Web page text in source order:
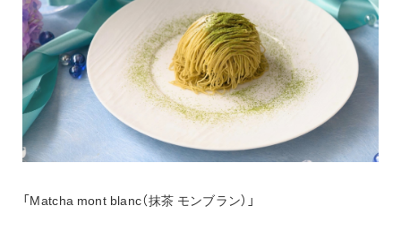
「Matcha mont blanc（抹茶 モンブラン）」